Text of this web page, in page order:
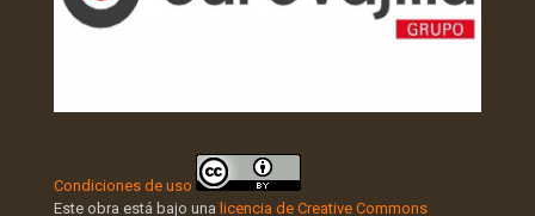
Condiciones de uso
Este obra está bajo una licencia de Creative Commons